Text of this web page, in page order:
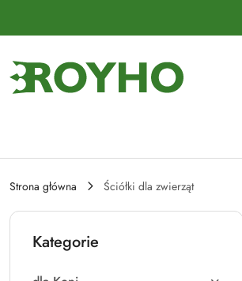
Strona główna Ściółki dla zwierząt
Kategorie